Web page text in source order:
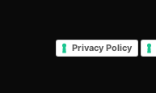
Privacy Policy